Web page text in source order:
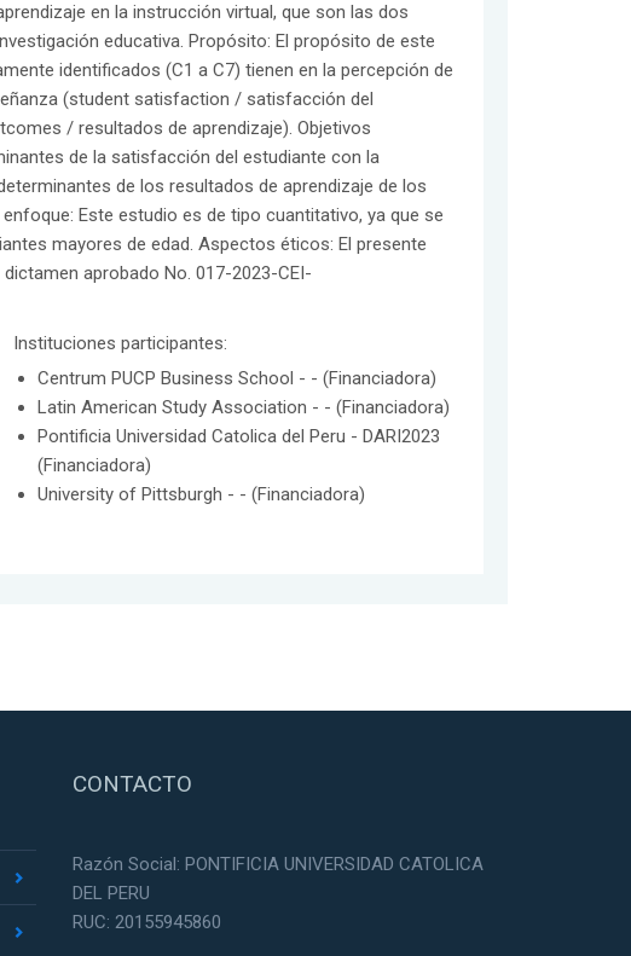
en la instrucción virtual, que son las dos
educativa. Propósito: El propósito de este
identificados (C1 a C7) tienen en la percepción de
(student satisfaction / satisfacción del
/ resultados de aprendizaje). Objetivos
de la satisfacción del estudiante con la
de los resultados de aprendizaje de los
Este estudio es de tipo cuantitativo, ya que se
mayores de edad. Aspectos éticos: El presente
aprobado No. 017-2023-CEI-
Instituciones participantes:
Centrum PUCP Business School - - (Financiadora)
Latin American Study Association - - (Financiadora)
Pontificia Universidad Catolica del Peru - DARI2023
(Financiadora)
University of Pittsburgh - - (Financiadora)
CONTACTO
Razón Social: PONTIFICIA UNIVERSIDAD CATOLICA
DEL PERU
RUC: 20155945860